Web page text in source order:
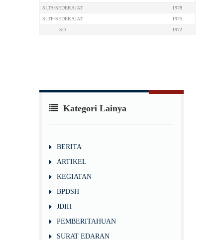
SLTA/SEDERAJAT
1978
SLTP/SEDERAJAT
1975
SD
1972
Kategori Lainya
BERITA
ARTIKEL
KEGIATAN
BPDSH
JDIH
PEMBERITAHUAN
SURAT EDARAN